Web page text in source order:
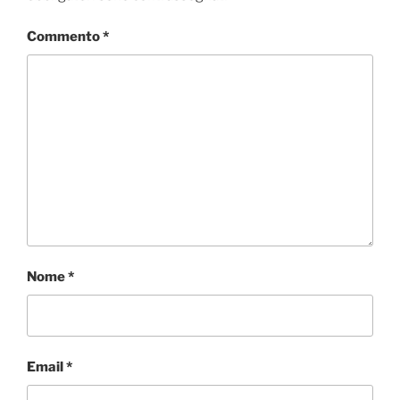
Commento*
Nome*
Email *